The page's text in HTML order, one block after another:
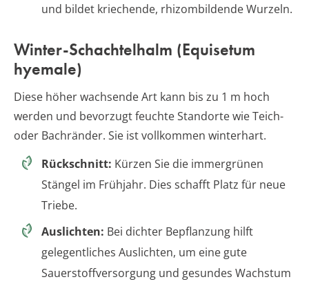
und bildet kriechende, rhizombildende Wurzeln.
Winter-Schachtelhalm (Equisetum
hyemale)
Diese höher wachsende Art kann bis zu 1 m hoch
werden und bevorzugt feuchte Standorte wie Teich-
oder Bachränder. Sie ist vollkommen winterhart.
Rückschnitt: Kürzen Sie die immergrünen
Stängel im Frühjahr. Dies schafft Platz für neue
Triebe.
Auslichten: Bei dichter Bepflanzung hilft
gelegentliches Auslichten, um eine gute
Sauerstoffversorgung und gesundes Wachstum